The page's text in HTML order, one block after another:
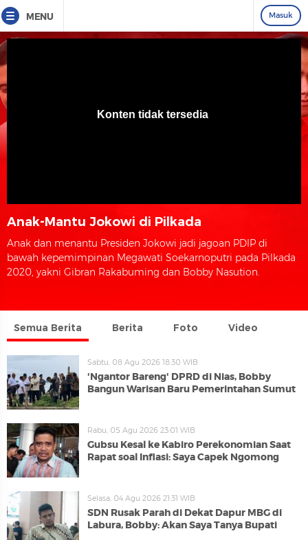
MENU Masuk
Anak-Mantu Jokowi di Pilkada
Anak dan menantu Presiden Jokowi jadi jagoan PDIP di
bawah kepemimpinan Megawati Soekarnoputri pada Pilkada
2020, yakni Gibran Rakabuming dan Bobby Nasution.
Semua Berita Berita Foto Video
Sabtu, 08 Agu 2026 18:30 WIB
'Ngantor Bareng' DPRD di Nias, Bobby
Bangun Warisan Baru Pemerintahan Sumut
Rabu, 05 Agu 2026 23:01 WIB
Gubsu Kesal ke Kabiro Perekonomian Saat
Rapat soal Inflasi: Saya Capek Ngomong
Selasa, 04 Agu 2026 21:31 WIB
SDN Rusak Parah di Dekat Dapur MBG di
Labura, Bobby: Akan Saya Tanya Bupati